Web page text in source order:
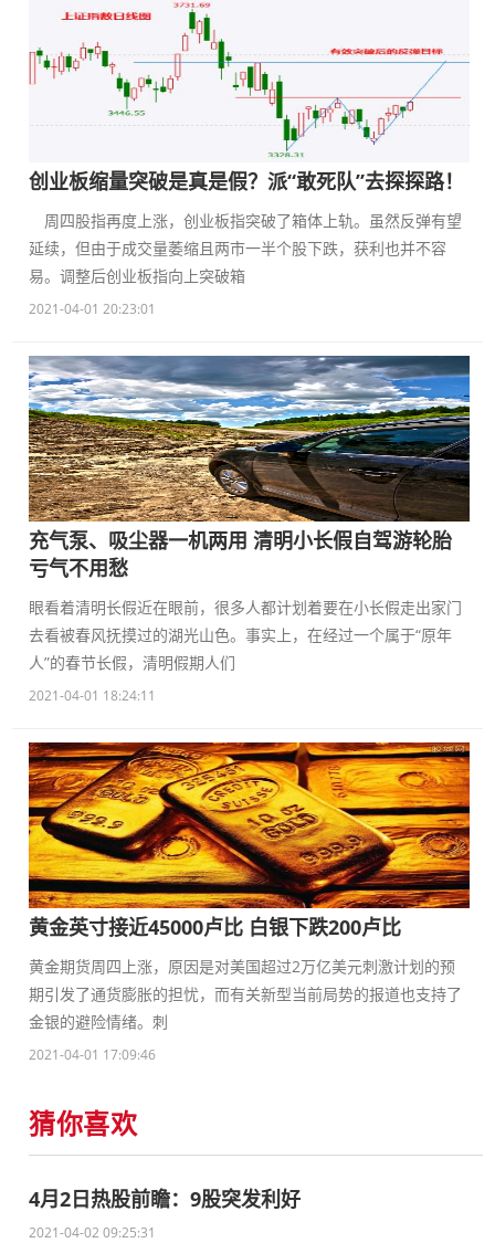
创业板缩量突破是真是假？派“敢死队”去探探路！
周四股指再度上涨，创业板指突破了箱体上轨。虽然反弹有望
延续，但由于成交量萎缩且两市一半个股下跌，获利也并不容
易。调整后创业板指向上突破箱
2021-04-01 20:23:01
充气泵、吸尘器一机两用 清明小长假自驾游轮胎
亏气不用愁
眼看着清明长假近在眼前，很多人都计划着要在小长假走出家门
去看被春风抚摸过的湖光山色。事实上，在经过一个属于“原年
人”的春节长假，清明假期人们
2021-04-01 18:24:11
黄金英寸接近45000卢比 白银下跌200卢比
黄金期货周四上涨，原因是对美国超过2万亿美元刺激计划的预
期引发了通货膨胀的担忧，而有关新型当前局势的报道也支持了
金银的避险情绪。刺
2021-04-01 17:09:46
猜你喜欢
4月2日热股前瞻：9股突发利好
2021-04-02 09:25:31